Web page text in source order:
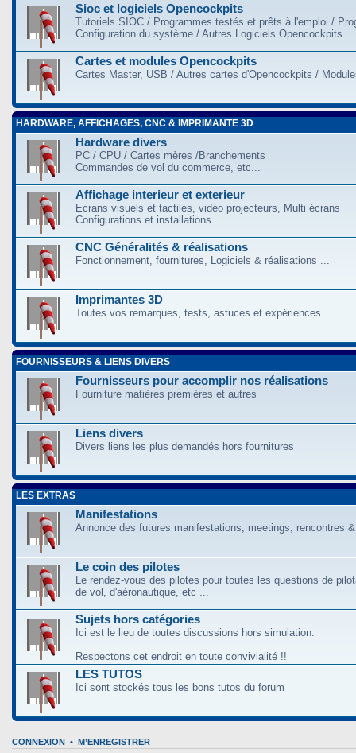
Sioc et logiciels Opencockpits
Tutoriels SIOC / Programmes testés et prêts à l'emploi /
Configuration du système / Autres Logiciels Opencockpits.
Cartes et modules Opencockpits
Cartes Master, USB / Autres cartes d'Opencockpits /
HARDWARE, AFFICHAGES, CNC & IMPRIMANTE 3D
Hardware divers
PC / CPU / Cartes mères /Branchements
Commandes de vol du commerce, etc...
Affichage interieur et exterieur
Ecrans visuels et tactiles, vidéo projecteurs, Multi écrans
Configurations et installations
CNC Généralités & réalisations
Fonctionnement, fournitures, Logiciels & réalisations ...
Imprimantes 3D
Toutes vos remarques, tests, astuces et expériences
FOURNISSEURS & LIENS DIVERS
Fournisseurs pour accomplir nos réalisations
Fourniture matières premières et autres
Liens divers
Divers liens les plus demandés hors fournitures
LES EXTRAS
Manifestations
Annonce des futures manifestations, meetings, rencontres
Le coin des pilotes
Le rendez-vous des pilotes pour toutes les questions de
de vol, d'aéronautique, etc ...
Sujets hors catégories
Ici est le lieu de toutes discussions hors simulation.
Respectons cet endroit en toute convivialité !!
LES TUTOS
Ici sont stockés tous les bons tutos du forum
CONNEXION • M’ENREGISTRER